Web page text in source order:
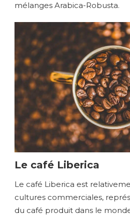
mélanges Arabica-Robusta.
Le café Liberica
Le café Liberica est
cultures commerciales,
du café produit dans le